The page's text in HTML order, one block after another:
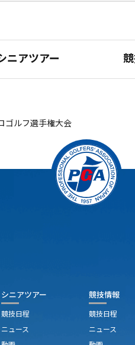
ニアツアー
ゴルフ選手権大会
シニアツアー
競技日程
ニュース
競技情報
競技日程
ニュース